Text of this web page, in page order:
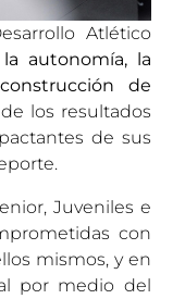
Atlético
autonomía, la
de
los resultados
de sus
Juveniles e
con
mismos, y en
por medio del